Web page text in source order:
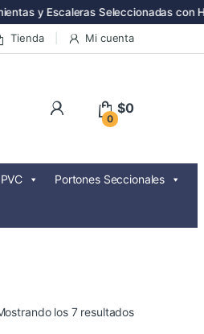
y Escaleras Seleccionadas con
Tienda Mi cuenta
0
$0
Portones Seccionales
los 7 resultadosOrdenado